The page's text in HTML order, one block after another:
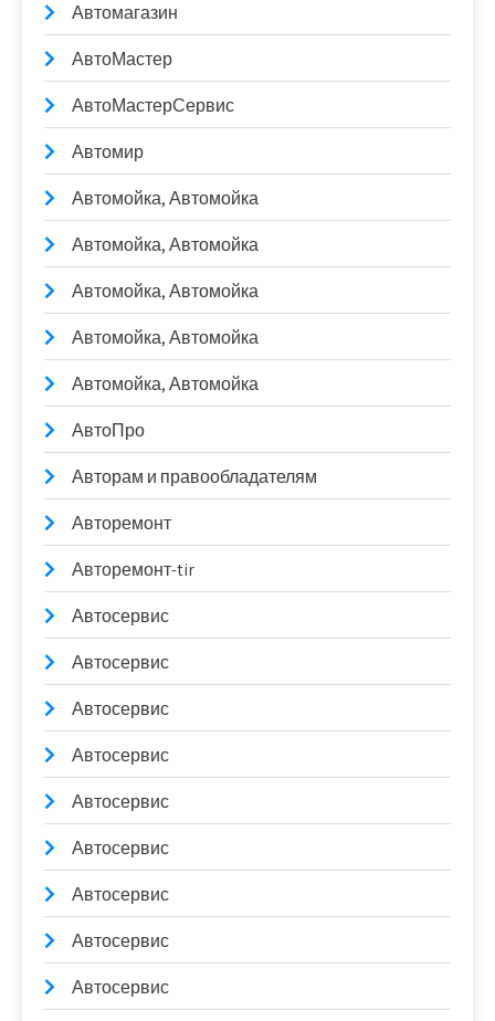
Автомагазин
АвтоМастер
АвтоМастерСервис
Автомир
Автомойка, Автомойка
Автомойка, Автомойка
Автомойка, Автомойка
Автомойка, Автомойка
Автомойка, Автомойка
АвтоПро
Авторам и правообладателям
Авторемонт
Авторемонт-tir
Автосервис
Автосервис
Автосервис
Автосервис
Автосервис
Автосервис
Автосервис
Автосервис
Автосервис